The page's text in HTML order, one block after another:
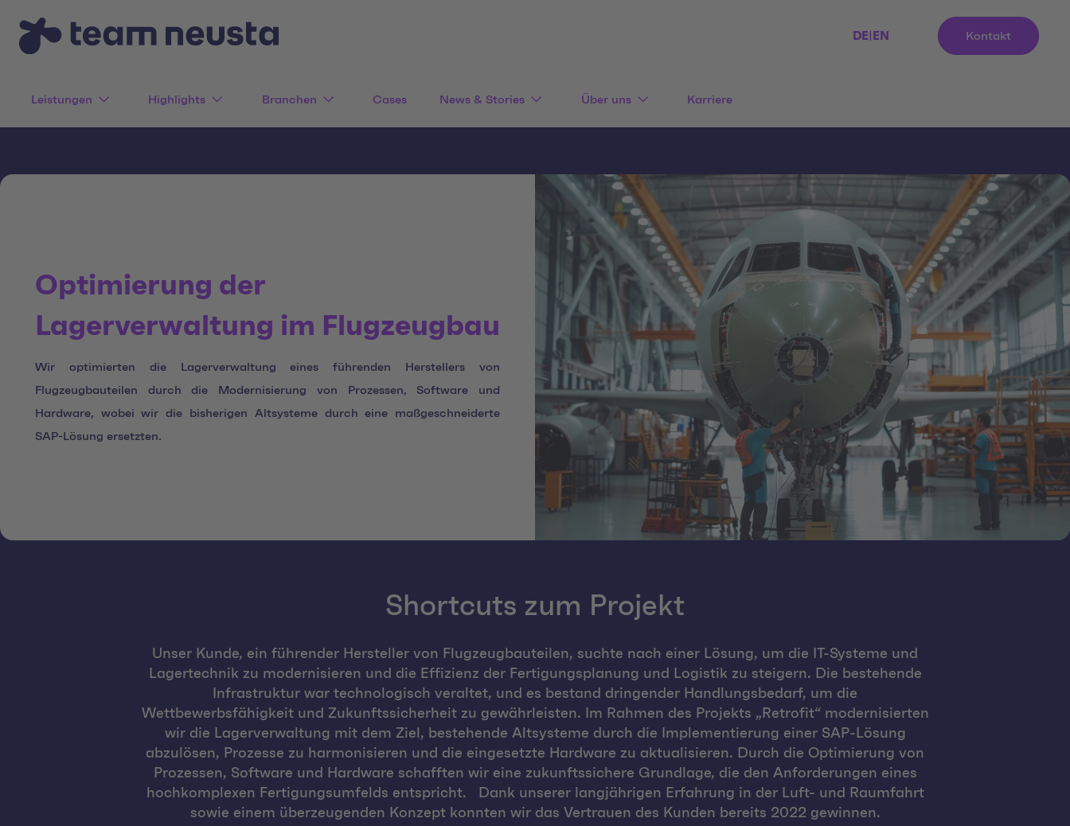
DE EN Kontakt
Leistungen Highlights Branchen Cases News & Stories Über uns Karriere
Optimierung der
Lagerverwaltung im Flugzeugbau
Wir optimierten die Lagerverwaltung eines führenden Herstellers von
Flugzeugbauteilen durch die Modernisierung von Prozessen, Software und
Hardware, wobei wir die bisherigen Altsysteme durch eine maßgeschneiderte
SAP-Lösung ersetzten.
Shortcuts zum Projekt
Unser Kunde, ein führender Hersteller von Flugzeugbauteilen, suchte nach einer Lösung, um die IT-Systeme und
Lagertechnik zu modernisieren und die Effizienz der Fertigungsplanung und Logistik zu steigern. Die bestehende
Infrastruktur war technologisch veraltet, und es bestand dringender Handlungsbedarf, um die
Wettbewerbsfähigkeit und Zukunftssicherheit zu gewährleisten. Im Rahmen des Projekts „Retrofit“ modernisierten
wir die Lagerverwaltung mit dem Ziel, bestehende Altsysteme durch die Implementierung einer SAP-Lösung
abzulösen, Prozesse zu harmonisieren und die eingesetzte Hardware zu aktualisieren. Durch die Optimierung von
Prozessen, Software und Hardware schafften wir eine zukunftssichere Grundlage, die den Anforderungen eines
hochkomplexen Fertigungsumfelds entspricht. Dank unserer langjährigen Erfahrung in der Luft- und Raumfahrt
sowie einem überzeugenden Konzept konnten wir das Vertrauen des Kunden bereits 2022 gewinnen.